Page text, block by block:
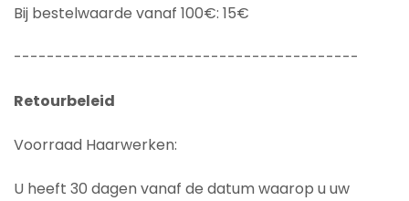
Bij bestelwaarde vanaf 100€: 15€
------------------------------------------
Retourbeleid
Voorraad Haarwerken:
U heeft 30 dagen vanaf de datum waarop u uw